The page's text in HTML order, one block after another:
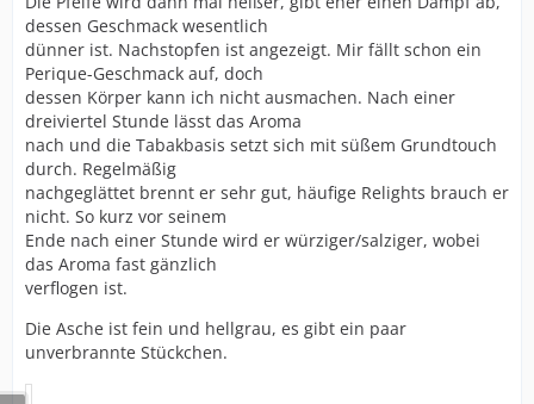
dessen Geschmack wesentlich
dünner ist. Nachstopfen ist angezeigt. Mir fällt schon ein
Perique-Geschmack auf, doch
dessen Körper kann ich nicht ausmachen. Nach einer
dreiviertel Stunde lässt das Aroma
nach und die Tabakbasis setzt sich mit süßem Grundtouch
durch. Regelmäßig
nachgeglättet brennt er sehr gut, häufige Relights brauch er
nicht. So kurz vor seinem
Ende nach einer Stunde wird er würziger/salziger, wobei
das Aroma fast gänzlich
verflogen ist.
Die Asche ist fein und hellgrau, es gibt ein paar
unverbrannte Stückchen.